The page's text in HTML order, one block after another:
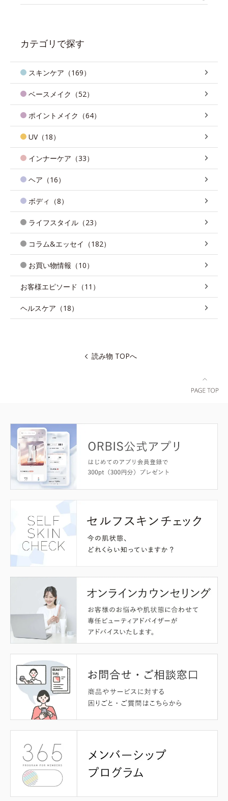
カテゴリで探す
スキンケア（169）
ベースメイク（52）
ポイントメイク（64）
UV（18）
インナーケア（33）
ヘア（16）
ボディ（8）
ライフスタイル（23）
コラム&エッセイ（182）
お買い物情報（10）
お客様エピソード（11）
ヘルスケア（18）
読み物 TOPへ